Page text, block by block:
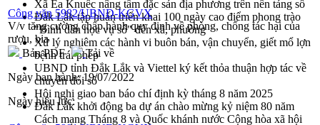
Xã Ea Knuếc nâng tầm đặc sản địa phương trên nền tảng số
Đắk Lắk tập huấn triển khai 100 ngày cao điểm phong trào
"Bình dân học vụ số" đến xã, phường
Xử lý nghiêm các hành vi buôn bán, vận chuyển, giết mổ lợn
bệnh trái phép
UBND tỉnh Đắk Lắk và Viettel ký kết thỏa thuận hợp tác về
chuyển đổi số
Hội nghị giao ban báo chí định kỳ tháng 8 năm 2025
Đắk Lắk khởi động ba dự án chào mừng kỷ niệm 80 năm
Cách mạng Tháng 8 và Quốc khánh nước Cộng hòa xã hội
Công văn 5982/UBND-KGVX
V/v tăng cường chấp hành quy định về phòng, chống tác hại của
rượu, bia
Bản PDF
Tải về
Ngày ban hành:19/07/2022
Ngày hiệu lực: